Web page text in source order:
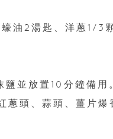
油2湯匙、洋蔥1/3
並放置10分鐘備用
蔥頭、蒜頭、薑片